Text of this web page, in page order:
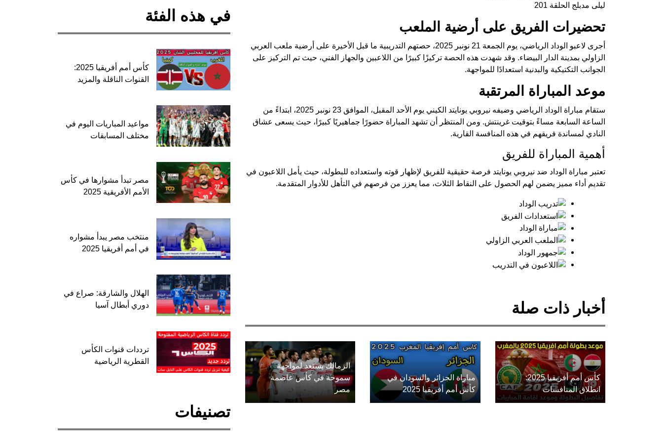
ليلى مدبلج الحلقة 201
تحضيرات الفريق على أرضية الملعب
أجرى لاعبو الوداد الرياضي، يوم الجمعة 21 نونبر 2025، حصتهم التدريبية ما قبل الأخيرة على أرضية ملعب العربي
الزاولي بمدينة الدار البيضاء. وقد شهدت هذه الحصة تركيزًا كبيرًا من اللاعبين والجهاز الفني، حيث تم التركيز على
الجوانب التكتيكية والبدنية استعدادًا للمواجهة.
موعد المباراة المرتقبة
ستقام مباراة الوداد الرياضي وضيفه نيروبي يونايتد الكيني يوم الأحد المقبل، الموافق 23 نونبر 2025، ابتداءً من
الساعة السابعة مساءً بتوقيت غرينتش. ومن المنتظر أن تشهد المباراة حضورًا جماهيريًا كبيرًا، حيث يسعى عشاق
النادي لمساندة فريقهم في هذه المنافسة القارية.
أهمية المباراة للفريق
تعتبر مباراة الوداد ضد نيروبي يونايتد فرصة حقيقية للفريق لإظهار قوته واستعداده للبطولة، حيث يأمل اللاعبون في
تقديم أداء مميز يضمن لهم الحصول على النقاط الثلاث، مما يعزز من فرصهم في التأهل للأدوار المتقدمة.
أخبار ذات صلة
كأس أمم أفريقيا 2025:
انطلاق المنافسات
مباراة الجزائر والسودان في
كأس أمم أفريقيا 2025
الزمالك يستعد لمواجهة
سموحة في كأس عاصمة
مصر
في هذه الفئة
كأس أمم أفريقيا 2025:
القنوات الناقلة والمزيد
مواعيد المباريات اليوم في
مختلف المسابقات
مصر تبدأ مشوارها في كأس
الأمم الأفريقية 2025
منتخب مصر يبدأ مشواره
في أمم أفريقيا 2025
الهلال والشارقة: صراع في
دوري أبطال آسيا
ترددات قنوات الكأس
القطرية الرياضية
تصنيفات